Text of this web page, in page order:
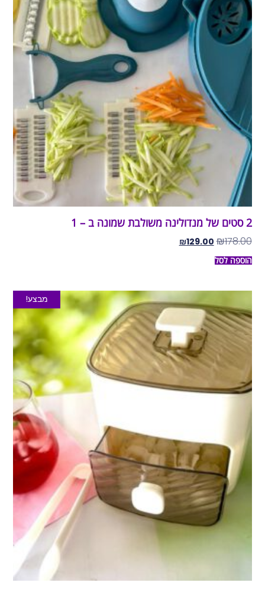
2 סטים של מנדולינה משולבת שמונה ב – 1
₪178.00
₪129.00
הוספה לסל
מבצע!